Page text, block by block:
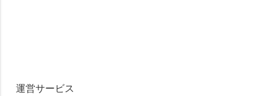
運営サービス